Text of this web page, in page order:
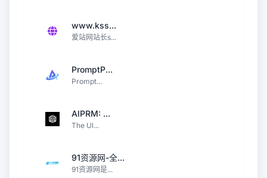
www.kss...
爱站网站长s...
PromptP...
Prompt...
AIPRM: ...
The Ul...
91资源网-全...
91资源网是...